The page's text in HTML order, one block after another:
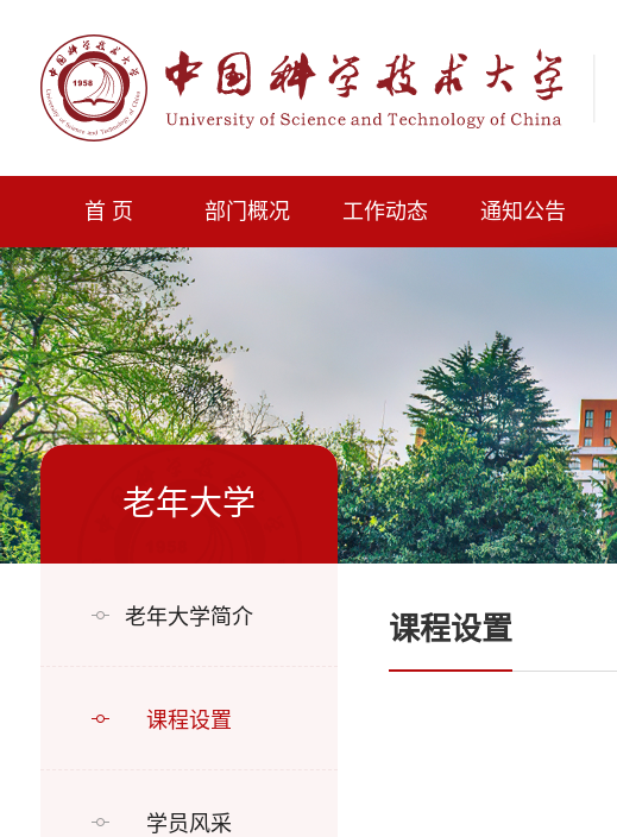
首 页 部门概况 工作动态 通知公告
老年大学
老年大学简介
课程设置
学员风采
课程设置